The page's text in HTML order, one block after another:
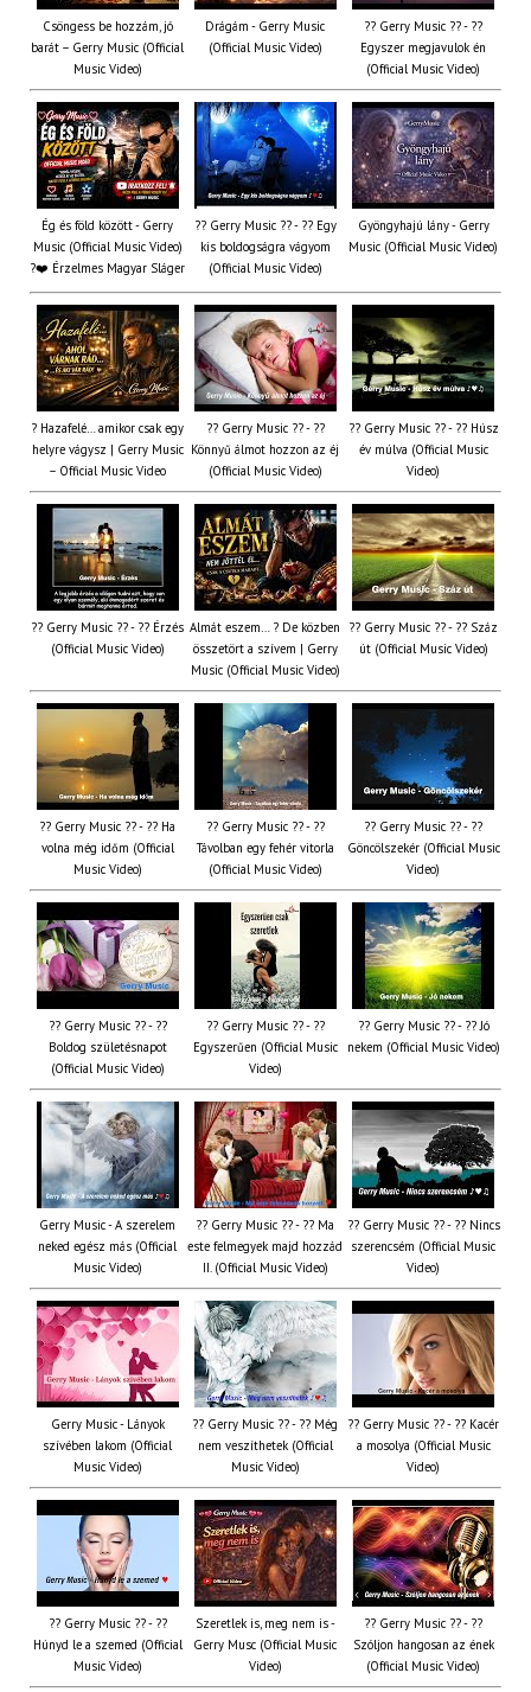
Csöngess be hozzám, jó
barát – Gerry Music (Official
Music Video)
Drágám - Gerry Music
(Official Music Video)
?? Gerry Music ?? - ??
Egyszer megjavulok én
(Official Music Video)
Ég és föld között - Gerry
Music (Official Music Video)
?❤️ Érzelmes Magyar Sláger
?? Gerry Music ?? - ?? Egy
kis boldogságra vágyom
(Official Music Video)
Gyöngyhajú lány - Gerry
Music (Official Music Video)
? Hazafelé… amikor csak egy
helyre vágysz | Gerry Music
– Official Music Video
?? Gerry Music ?? - ??
Könnyű álmot hozzon az éj
(Official Music Video)
?? Gerry Music ?? - ?? Húsz
év múlva (Official Music
Video)
?? Gerry Music ?? - ?? Érzés
(Official Music Video)
Almát eszem… ? De közben
összetört a szívem | Gerry
Music (Official Music Video)
?? Gerry Music ?? - ?? Száz
út (Official Music Video)
?? Gerry Music ?? - ?? Ha
volna még időm (Official
Music Video)
?? Gerry Music ?? - ??
Távolban egy fehér vitorla
(Official Music Video)
?? Gerry Music ?? - ??
Göncölszekér (Official Music
Video)
?? Gerry Music ?? - ??
Boldog születésnapot
(Official Music Video)
?? Gerry Music ?? - ??
Egyszerűen (Official Music
Video)
?? Gerry Music ?? - ?? Jó
nekem (Official Music Video)
Gerry Music - A szerelem
neked egész más (Official
Music Video)
?? Gerry Music ?? - ?? Ma
este felmegyek majd hozzád
II. (Official Music Video)
?? Gerry Music ?? - ?? Nincs
szerencsém (Official Music
Video)
Gerry Music - Lányok
szívében lakom (Official
Music Video)
?? Gerry Music ?? - ?? Még
nem veszíthetek (Official
Music Video)
?? Gerry Music ?? - ?? Kacér
a mosolya (Official Music
Video)
?? Gerry Music ?? - ??
Húnyd le a szemed (Official
Music Video)
Szeretlek is, meg nem is -
Gerry Musc (Official Music
Video)
?? Gerry Music ?? - ??
Szóljon hangosan az ének
(Official Music Video)